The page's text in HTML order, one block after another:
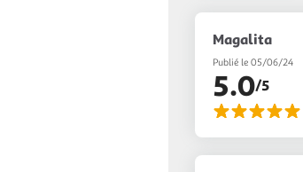
Magalita
Publié le 05/06/24
5.0/5